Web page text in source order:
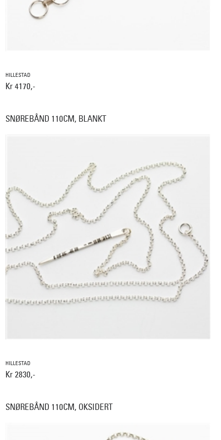
HILLESTAD
Kr 4170,-
SNØREBÅND 110CM, BLANKT
HILLESTAD
Kr 2830,-
SNØREBÅND 110CM, OKSIDERT